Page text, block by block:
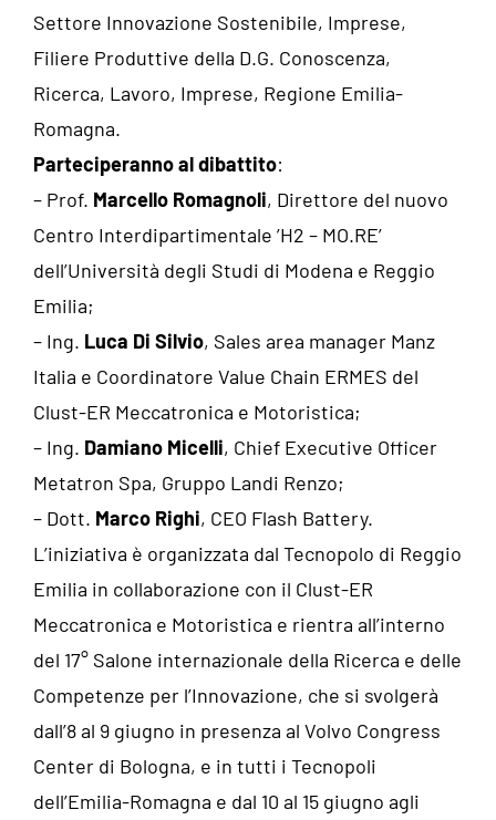
Settore Innovazione Sostenibile, Imprese,
Filiere Produttive della D.G. Conoscenza,
Ricerca, Lavoro, Imprese, Regione Emilia-
Romagna.
Parteciperanno al dibattito:
– Prof. Marcello Romagnoli, Direttore del nuovo
Centro Interdipartimentale ’H2 – MO.RE’
dell’Università degli Studi di Modena e Reggio
Emilia;
– Ing. Luca Di Silvio, Sales area manager Manz
Italia e Coordinatore Value Chain ERMES del
Clust-ER Meccatronica e Motoristica;
– Ing. Damiano Micelli, Chief Executive Officer
Metatron Spa, Gruppo Landi Renzo;
– Dott. Marco Righi, CEO Flash Battery.
L’iniziativa è organizzata dal Tecnopolo di Reggio
Emilia in collaborazione con il Clust-ER
Meccatronica e Motoristica e rientra all’interno
del 17° Salone internazionale della Ricerca e delle
Competenze per l’Innovazione, che si svolgerà
dall’8 al 9 giugno in presenza al Volvo Congress
Center di Bologna, e in tutti i Tecnopoli
dell’Emilia-Romagna e dal 10 al 15 giugno agli